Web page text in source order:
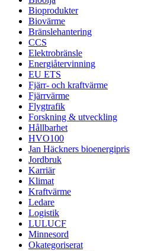
Bioprodukter
Biovärme
Bränslehantering
CCS
Elektrobränsle
Energiåtervinning
EU ETS
Fjärr- och kraftvärme
Fjärrvärme
Flygtrafik
Forskning & utveckling
Hållbarhet
HVO100
Jan Häckners bioenergipris
Jordbruk
Karriär
Klimat
Kraftvärme
Ledare
Logistik
LULUCF
Minnesord
Okategoriserat